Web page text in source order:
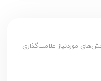
موردنیاز علامت‌گذاری